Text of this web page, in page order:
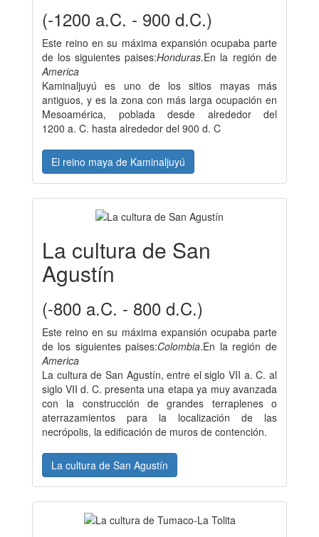
(-1200 a.C. - 900 d.C.)
Este reino en su máxima expansión ocupaba parte
de los siguientes paises:Honduras.En la región de
America
Kaminaljuyú es uno de los sitios mayas más
antiguos, y es la zona con más larga ocupación en
Mesoamérica, poblada desde alrededor del
1200 a. C. hasta alrededor del 900 d. C
El reino maya de Kaminaljuyú
La cultura de San
Agustín
(-800 a.C. - 800 d.C.)
Este reino en su máxima expansión ocupaba parte
de los siguientes paises:Colombia.En la región de
America
La cultura de San Agustín, entre el siglo VII a. C. al
siglo VII d. C. presenta una etapa ya muy avanzada
con la construcción de grandes terraplenes o
aterrazamientos para la localización de las
necrópolis, la edificación de muros de contención.
La cultura de San Agustín